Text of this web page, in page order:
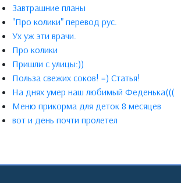
Завтрашние планы
"Про колики" перевод рус.
Ух уж эти врачи.
Про колики
Пришли с улицы:))
Польза свежих соков! =) Статья!
На днях умер наш любимый Феденька(((
Меню прикорма для деток 8 месяцев
вот и день почти пролетел